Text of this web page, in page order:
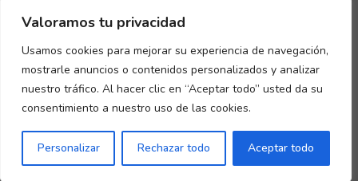
Valoramos tu privacidad
Usamos cookies para mejorar su experiencia de navegación,
mostrarle anuncios o contenidos personalizados y analizar
nuestro tráfico. Al hacer clic en “Aceptar todo” usted da su
consentimiento a nuestro uso de las cookies.
Personalizar Rechazar todo Aceptar todo
Política de cookies
Declaración de accesibilidad
Copyright © Gómez de la Flor 2026